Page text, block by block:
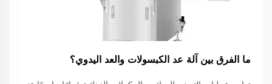
ما الفرق بين آلة عد الكبسولات والعد اليدوي؟